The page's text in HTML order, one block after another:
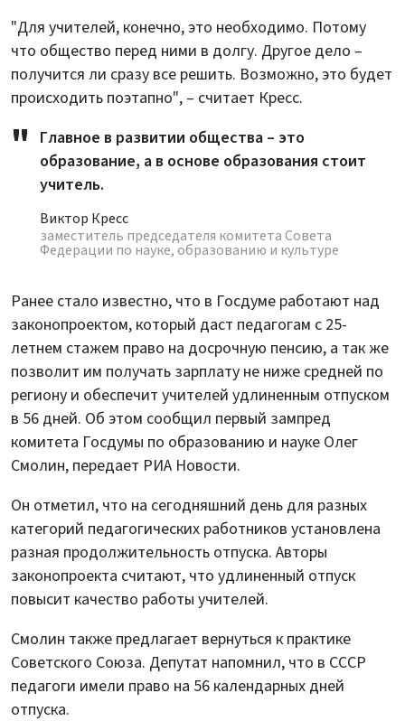
"Для учителей, конечно, это необходимо. Потому
что общество перед ними в долгу. Другое дело –
получится ли сразу все решить. Возможно, это будет
происходить поэтапно", – считает Кресс.
Главное в развитии общества – это
образование, а в основе образования стоит
учитель.
Виктор Кресс
заместитель председателя комитета Совета
Федерации по науке, образованию и культуре
Ранее стало известно, что в Госдуме работают над
законопроектом, который даст педагогам с 25-
летнем стажем право на досрочную пенсию, а так же
позволит им получать зарплату не ниже средней по
региону и обеспечит учителей удлиненным отпуском
в 56 дней. Об этом сообщил первый зампред
комитета Госдумы по образованию и науке Олег
Смолин, передает РИА Новости.
Он отметил, что на сегодняшний день для разных
категорий педагогических работников установлена
разная продолжительность отпуска. Авторы
законопроекта считают, что удлиненный отпуск
повысит качество работы учителей.
Смолин также предлагает вернуться к практике
Советского Союза. Депутат напомнил, что в СССР
педагоги имели право на 56 календарных дней
отпуска.